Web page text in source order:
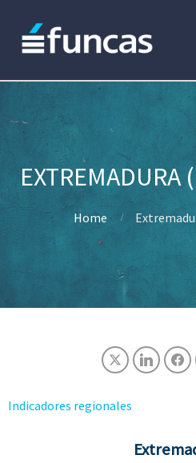
EXTREMADURA
Home
Indicadores regionales